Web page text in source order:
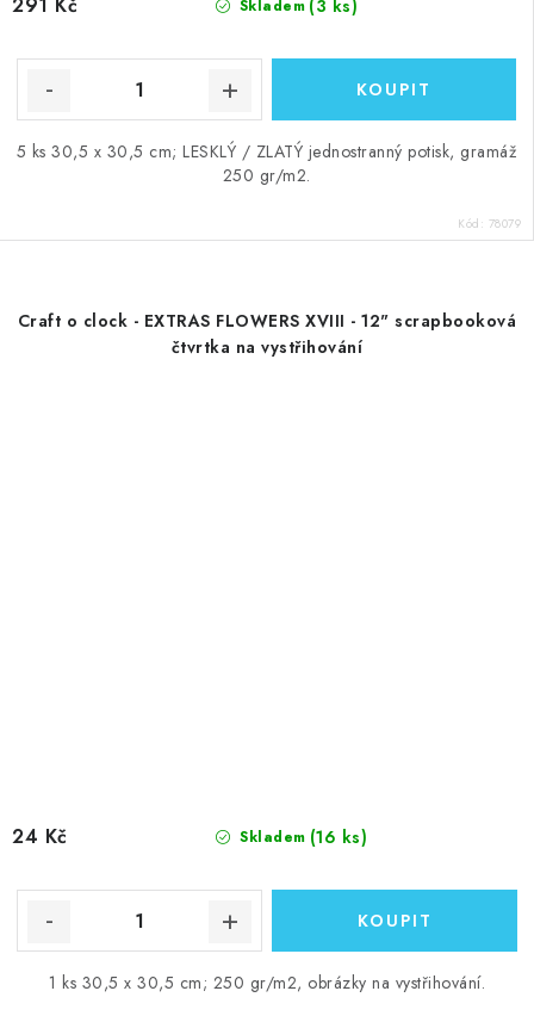
Skladem (3 ks)
5 ks 30,5 x 30,5 cm; LESKLÝ / ZLATÝ jednostranný potisk, gramáž
250 gr/m2.
Kód: 78079
Craft o clock - EXTRAS FLOWERS XVIII - 12" scrapbooková
čtvrtka na vystřihování
Skladem (16 ks)
24 Kč
1 ks 30,5 x 30,5 cm; 250 gr/m2, obrázky na vystřihování.